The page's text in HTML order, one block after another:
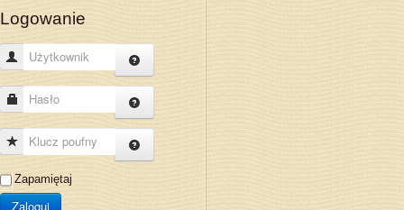
Logowanie
Użytkownik
Hasło
Klucz poufny
Zapamiętaj
Zaloguj